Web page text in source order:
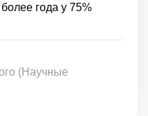
года у 75%
(Научные